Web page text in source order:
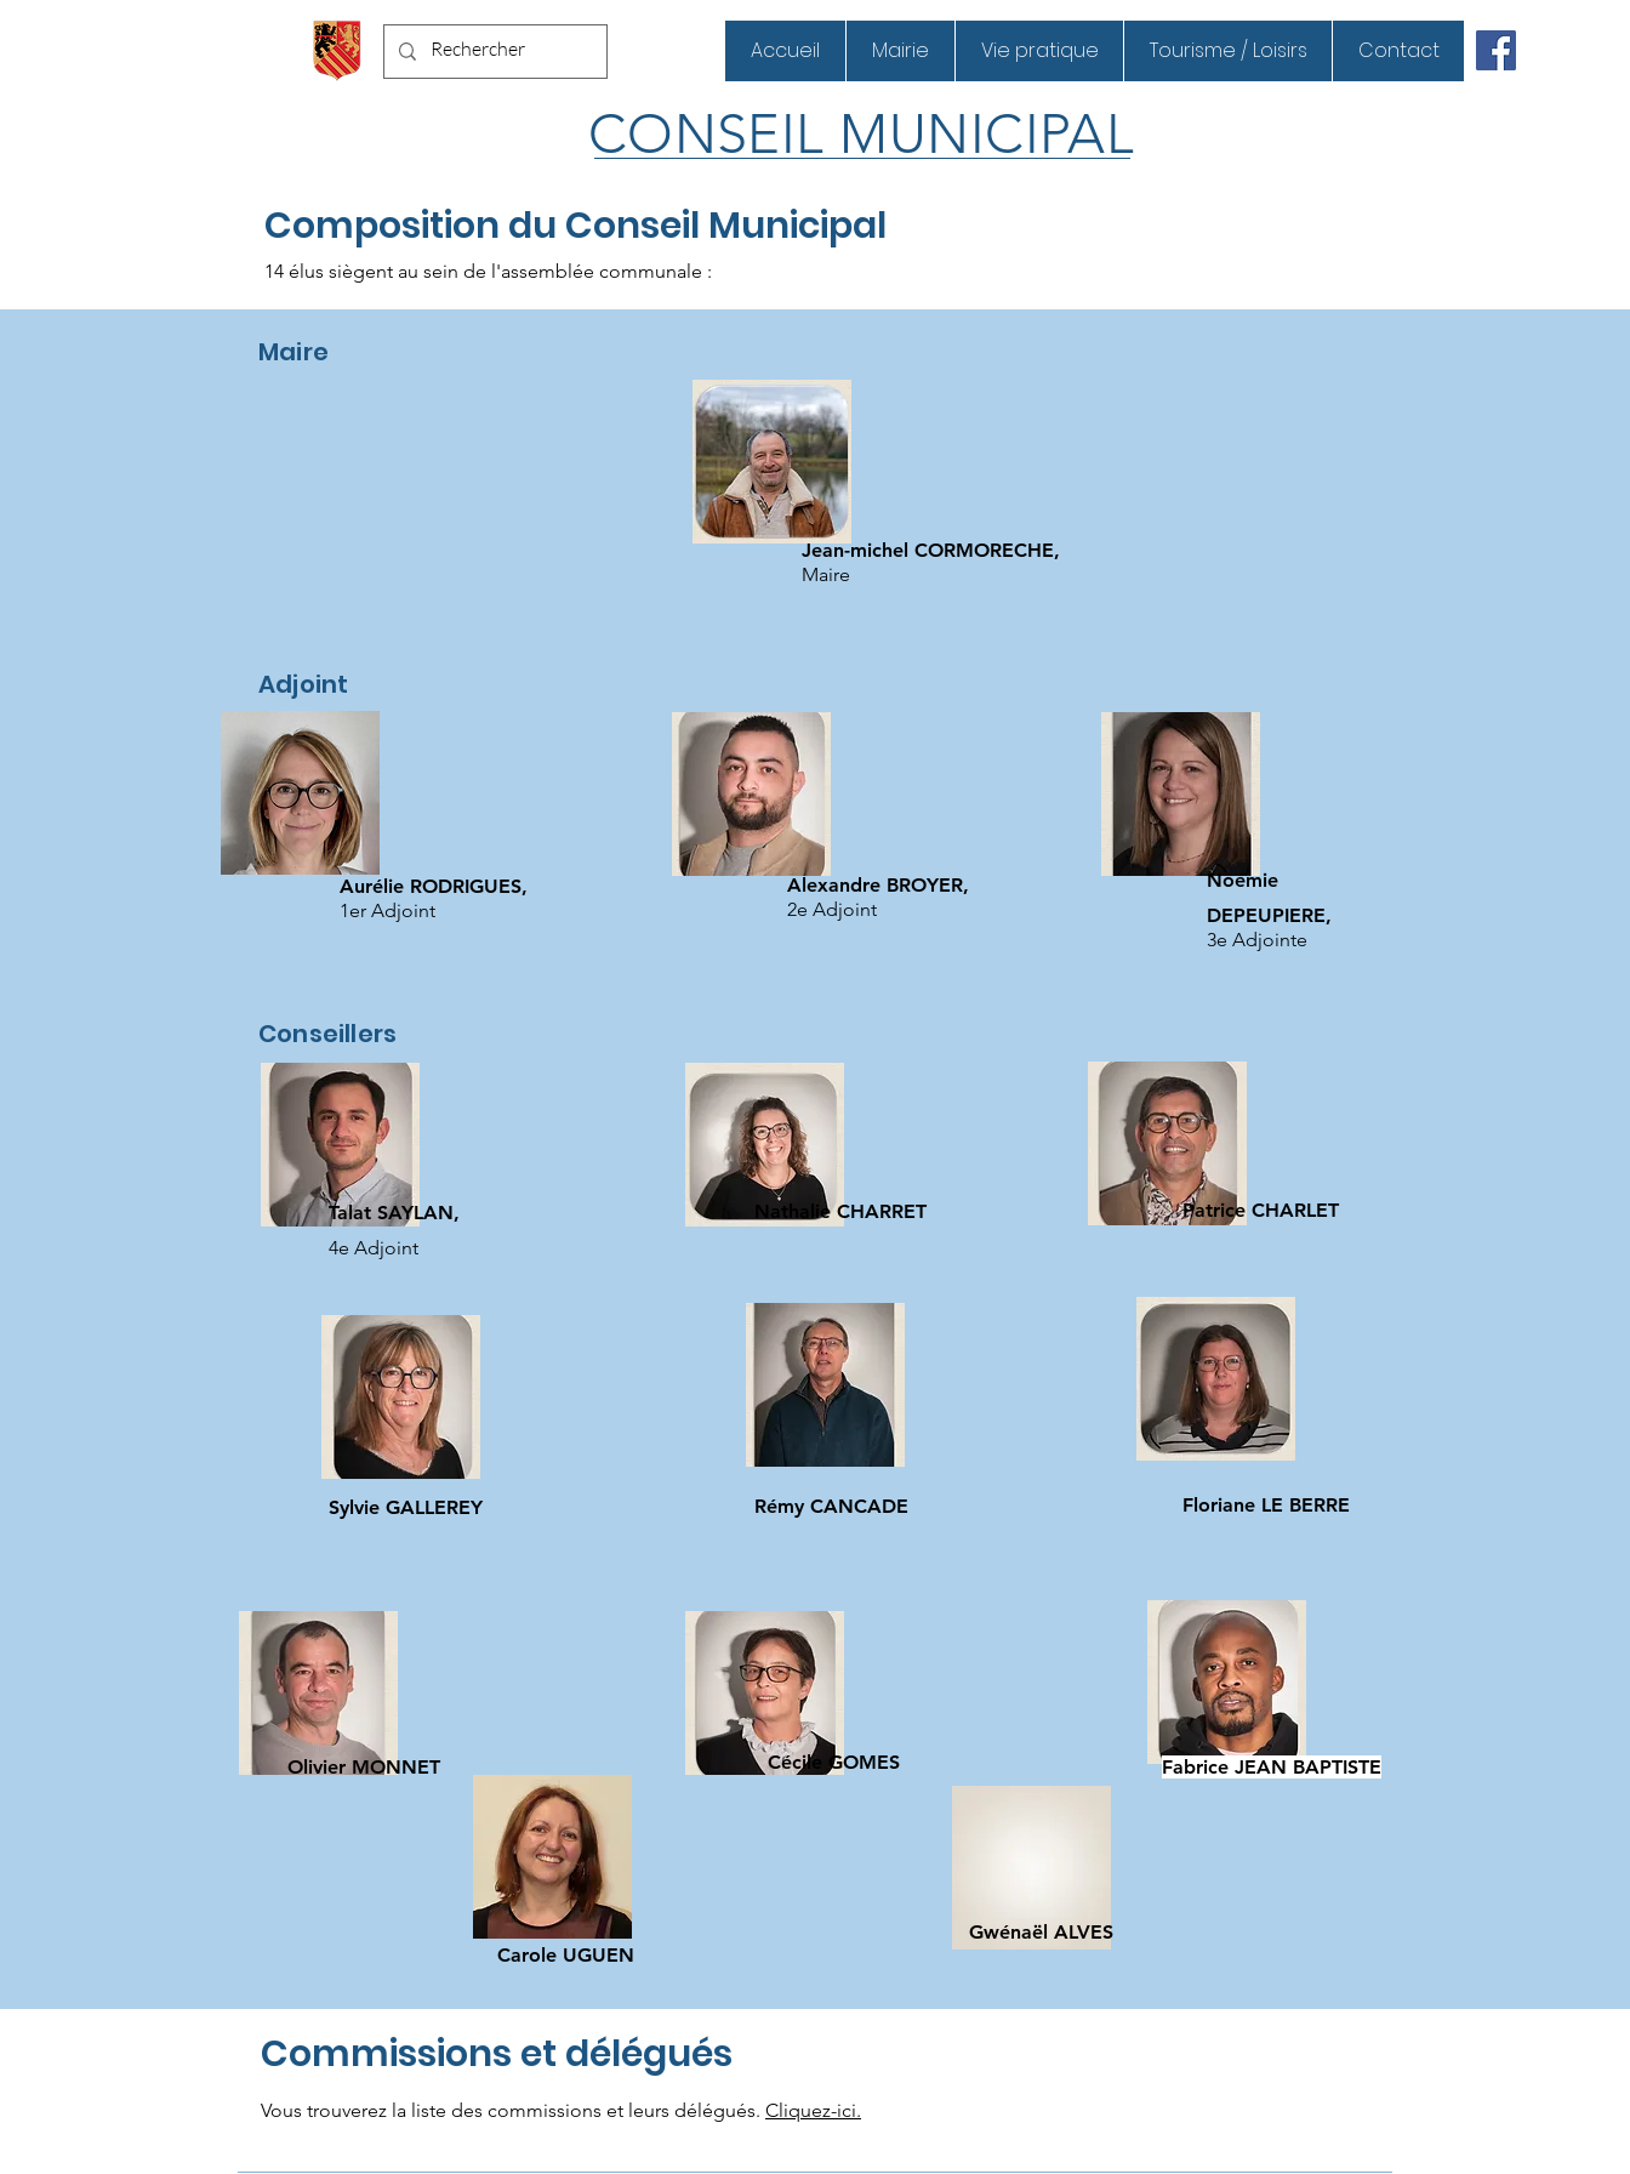
Accueil Mairie Vie pratique Tourisme / Loisirs Contact
CONSEIL MUNICIPAL
Composition du Conseil Municipal
14 élus siègent au sein de l'assemblée communale :
Maire
Jean-michel CORMORECHE,
Maire
Adjoint
Aurélie RODRIGUES,
1er Adjoint
Alexandre BROYER,
2e Adjoint
Noémie
DEPEUPIERE,
3e Adjointe
Conseillers
Talat SAYLAN,
4e Adjoint
Sylvie GALLEREY
Nathalie CHARRET
Rémy CANCADE
Patrice CHARLET
Floriane LE BERRE
Olivier MONNET Cécile GOMES Fabrice JEAN BAPTISTE
Gwénaël ALVES
Carole UGUEN
Commissions et délégués
Vous trouverez la liste des commissions et leurs délégués. Cliquez-ici.